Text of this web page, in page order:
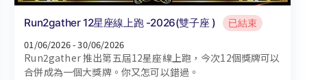
Run2gather 12星座線上跑 -2026(雙子座 ) 已結束
01/06/2026 - 30/06/2026
Run2gather 推出第五屆12星座線上跑，今次12個獎牌可以
合併成為一個大獎牌。你又怎可以錯過。